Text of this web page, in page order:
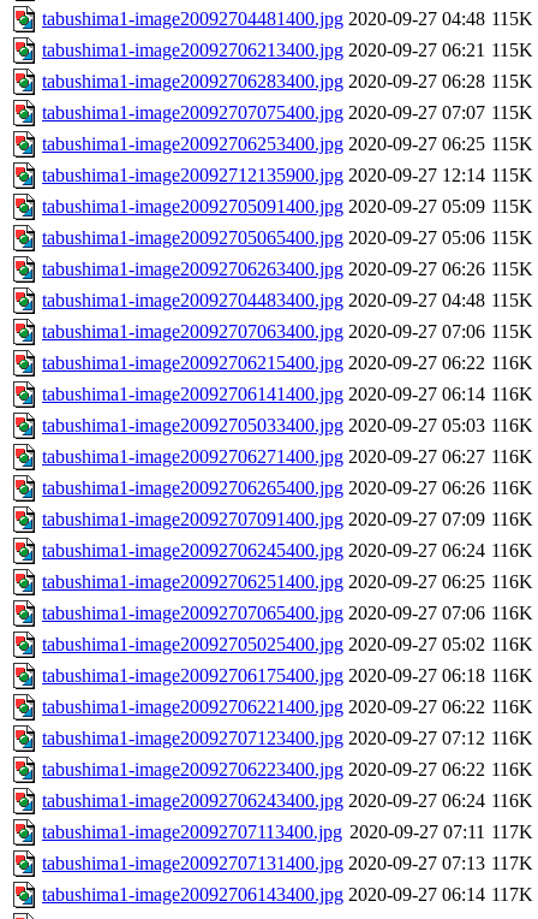
tabushima1-image20092704481400.jpg 2020-09-27 04:48 115K
tabushima1-image20092706213400.jpg 2020-09-27 06:21 115K
tabushima1-image20092706283400.jpg 2020-09-27 06:28 115K
tabushima1-image20092707075400.jpg 2020-09-27 07:07 115K
tabushima1-image20092706253400.jpg 2020-09-27 06:25 115K
tabushima1-image20092712135900.jpg 2020-09-27 12:14 115K
tabushima1-image20092705091400.jpg 2020-09-27 05:09 115K
tabushima1-image20092705065400.jpg 2020-09-27 05:06 115K
tabushima1-image20092706263400.jpg 2020-09-27 06:26 115K
tabushima1-image20092704483400.jpg 2020-09-27 04:48 115K
tabushima1-image20092707063400.jpg 2020-09-27 07:06 115K
tabushima1-image20092706215400.jpg 2020-09-27 06:22 116K
tabushima1-image20092706141400.jpg 2020-09-27 06:14 116K
tabushima1-image20092705033400.jpg 2020-09-27 05:03 116K
tabushima1-image20092706271400.jpg 2020-09-27 06:27 116K
tabushima1-image20092706265400.jpg 2020-09-27 06:26 116K
tabushima1-image20092707091400.jpg 2020-09-27 07:09 116K
tabushima1-image20092706245400.jpg 2020-09-27 06:24 116K
tabushima1-image20092706251400.jpg 2020-09-27 06:25 116K
tabushima1-image20092707065400.jpg 2020-09-27 07:06 116K
tabushima1-image20092705025400.jpg 2020-09-27 05:02 116K
tabushima1-image20092706175400.jpg 2020-09-27 06:18 116K
tabushima1-image20092706221400.jpg 2020-09-27 06:22 116K
tabushima1-image20092707123400.jpg 2020-09-27 07:12 116K
tabushima1-image20092706223400.jpg 2020-09-27 06:22 116K
tabushima1-image20092706243400.jpg 2020-09-27 06:24 116K
tabushima1-image20092707113400.jpg 2020-09-27 07:11 117K
tabushima1-image20092707131400.jpg 2020-09-27 07:13 117K
tabushima1-image20092706143400.jpg 2020-09-27 06:14 117K